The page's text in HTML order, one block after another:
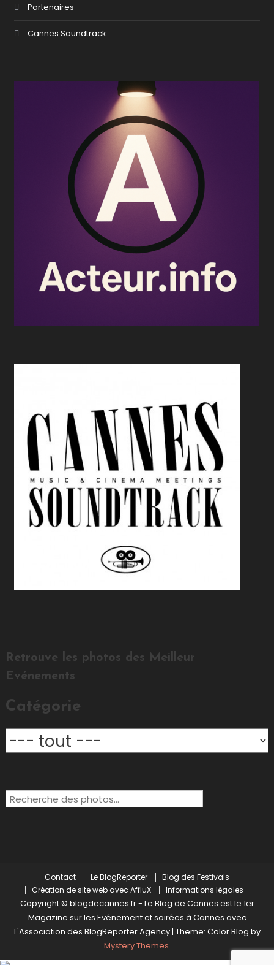
Partenaires
Cannes Soundtrack
Retrouve les photos des Meilleur
Evénements
Catégorie
Rechercher:
Contact Le BlogReporter
Blog des Festivals
Création de site web avec AffluX
Informations légales
Copyright © blogdecannes.fr - Le Blog de Cannes est le 1er
Magazine sur les Evénement et soirées à Cannes avec
L'Association des BlogReporter Agency| Theme: Color Blog by
Mystery Themes.